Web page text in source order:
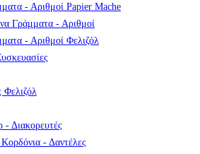
- Αριθμοί Papier Mache
Γράμματα - Αριθμοί
- Αριθμοί Φελιζόλ
Φελιζόλ
- Διακορευτές
- Δαντέλες